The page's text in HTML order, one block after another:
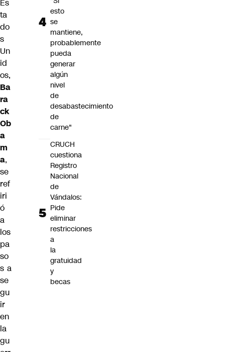
Es
ta
do
s
Un
id
os,
Ba
ra
ck
Ob
a
m
a,
se
ref
iri
ó
a
los
pa
so
s a
se
gu
ir
en
la
gu
esto
se
mantiene,
probablemente
pueda
generar
algún
nivel
de
desabastecimiento
de
carne"
CRUCH
cuestiona
Registro
Nacional
de
Vándalos:
Pide
eliminar
restricciones
a
la
gratuidad
y
becas